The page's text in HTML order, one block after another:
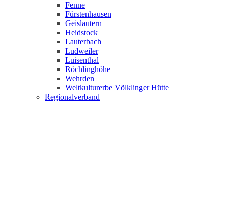
Fenne
Fürstenhausen
Geislautern
Heidstock
Lauterbach
Ludweiler
Luisenthal
Röchlinghöhe
Wehrden
Weltkulturerbe Völklinger Hütte
Regionalverband